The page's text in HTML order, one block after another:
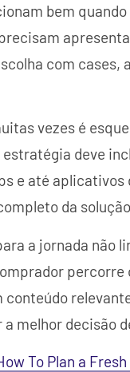
bem
com
vezes é
estratégia deve
e até
da
a jornada não
melhor decisão
To Plan a